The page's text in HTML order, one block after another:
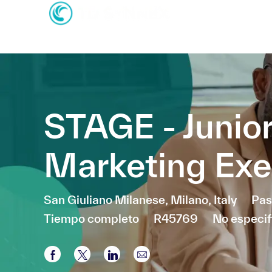
STAGE -
Marketing
Ubicación
San Giuliano Milanese, Milano, Italy
Tiempo completo
R45769 No
Compartir a través de Facebook
Compartir a través de twitter
Compartir a través de LinkedIn
Compartir por correo